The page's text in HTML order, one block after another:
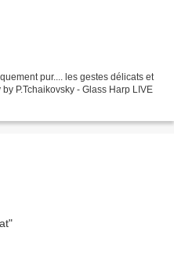
pur.... les gestes délicats et
P.Tchaikovsky - Glass Harp LIVE